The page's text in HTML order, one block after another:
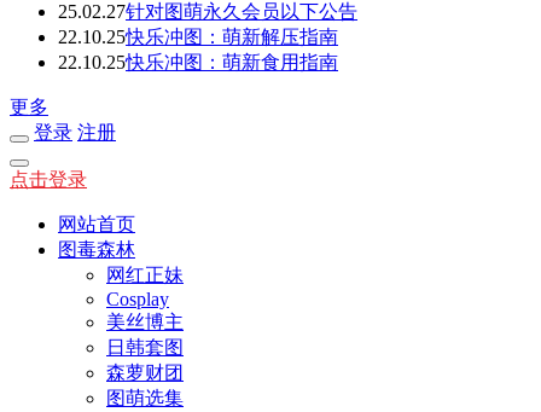
25.02.27针对图萌永久会员以下公告
22.10.25快乐冲图：萌新解压指南
22.10.25快乐冲图：萌新食用指南
更多
登录 注册
点击登录
网站首页
图毒森林
网红正妹
Cosplay
美丝博主
日韩套图
森萝财团
图萌选集